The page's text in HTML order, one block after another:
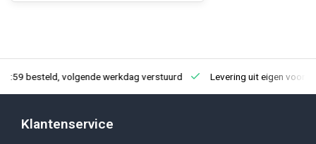
besteld, volgende werkdag verstuurd Levering uit eigen
Klantenservice